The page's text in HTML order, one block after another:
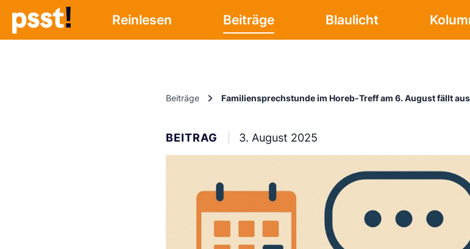
Reinlesen Beiträge Blaulicht
Beiträge Familiensprechstunde im Horeb-Treff am 6. August fällt
BEITRAG 3. August 2025